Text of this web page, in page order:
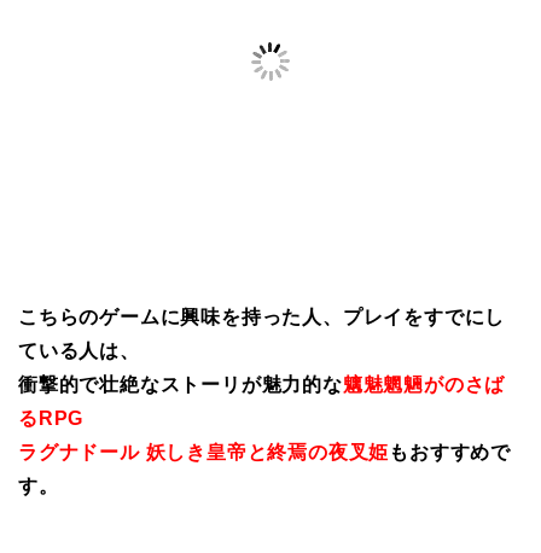
こちらのゲームに興味を持った人、プレイをすでにし
ている人は、
衝撃的で壮絶なストーリが魅力的な魑魅魍魎がのさば
るRPG
ラグナドール 妖しき皇帝と終焉の夜叉姫 もおすすめで
す。